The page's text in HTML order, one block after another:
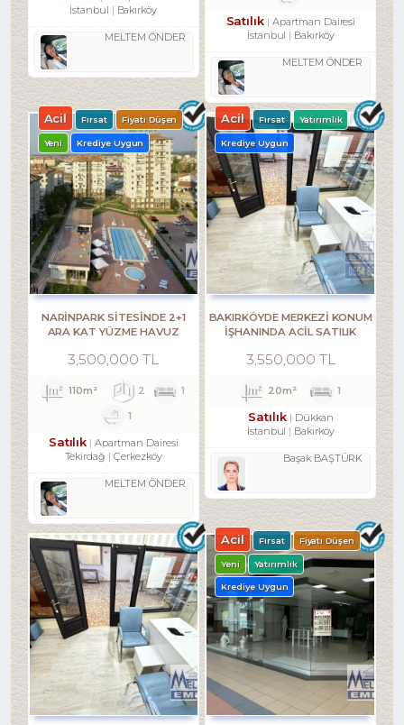
İstanbul
Bakırköy
MELTEM ÖNDER
Satılık
Apartman Dairesi
İstanbul
Bakırköy
MELTEM ÖNDER
Acil Fırsat Fiyatı Düşen
Yeni Krediye Uygun
NARİNPARK SİTESİNDE 2+1
ARA KAT YÜZME HAVUZ
3,500,000 TL
110m² 2
1
1
Satılık
Apartman Dairesi
Tekirdağ
Çerkezköy
MELTEM ÖNDER
Acil Fırsat Yatırımlık
Krediye Uygun
BAKIRKÖYDE MERKEZİ KONUM
İŞHANINDA ACİL SATILIK
3,550,000 TL
20m² 1
Satılık
Dükkan
İstanbul
Bakırköy
Başak BAŞTÜRK
Acil Fırsat Fiyatı Düşen
Yeni Yatırımlık
Krediye Uygun